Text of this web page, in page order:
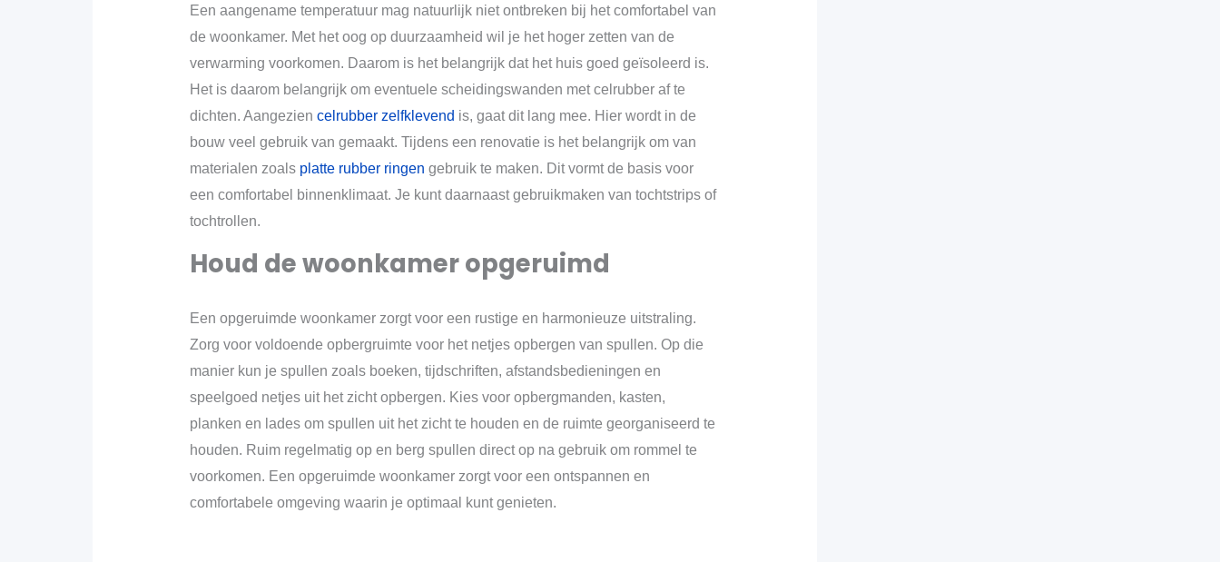
Een aangename temperatuur mag natuurlijk niet ontbreken bij het comfortabel van
de woonkamer. Met het oog op duurzaamheid wil je het hoger zetten van de
verwarming voorkomen. Daarom is het belangrijk dat het huis goed geïsoleerd is.
Het is daarom belangrijk om eventuele scheidingswanden met celrubber af te
dichten. Aangezien celrubber zelfklevend is, gaat dit lang mee. Hier wordt in de
bouw veel gebruik van gemaakt. Tijdens een renovatie is het belangrijk om van
materialen zoals platte rubber ringen gebruik te maken. Dit vormt de basis voor
een comfortabel binnenklimaat. Je kunt daarnaast gebruikmaken van tochtstrips of
tochtrollen.
Houd de woonkamer opgeruimd
Een opgeruimde woonkamer zorgt voor een rustige en harmonieuze uitstraling.
Zorg voor voldoende opbergruimte voor het netjes opbergen van spullen. Op die
manier kun je spullen zoals boeken, tijdschriften, afstandsbedieningen en
speelgoed netjes uit het zicht opbergen. Kies voor opbergmanden, kasten,
planken en lades om spullen uit het zicht te houden en de ruimte georganiseerd te
houden. Ruim regelmatig op en berg spullen direct op na gebruik om rommel te
voorkomen. Een opgeruimde woonkamer zorgt voor een ontspannen en
comfortabele omgeving waarin je optimaal kunt genieten.